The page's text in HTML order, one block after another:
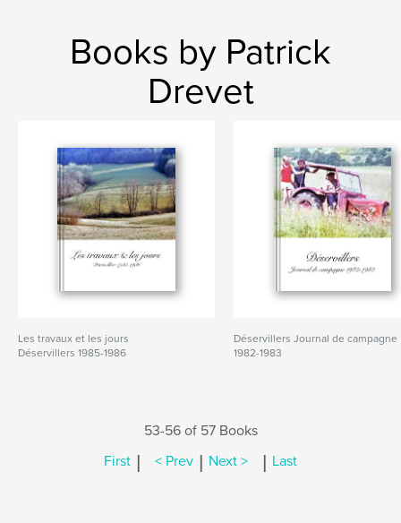
Books by Patrick
Drevet
Les travaux et les jours
Déservillers 1985-1986
Déservillers Journal de campagne
1982-1983
53-56 of 57 Books
First | < Prev | Next > | Last